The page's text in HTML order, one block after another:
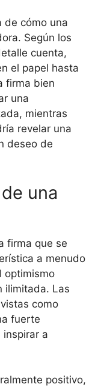
de cómo una
Según los
cuenta,
el papel hasta
firma bien
una
mientras
revelar una
deseo de
una
firma que se
a menudo
optimismo
ilimitada. Las
como
fuerte
a
positivo,